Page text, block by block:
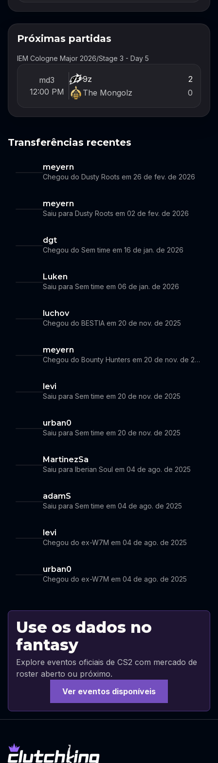
Próximas partidas
IEM Cologne Major 2026/Stage 3 - Day 5
md3
12:00 PM
9z
2
The Mongolz
0
Transferências recentes
meyern
Chegou do Dusty Roots em 26 de fev. de 2026
meyern
Saiu para Dusty Roots em 02 de fev. de 2026
dgt
Chegou do Sem time em 16 de jan. de 2026
Luken
Saiu para Sem time em 06 de jan. de 2026
luchov
Chegou do BESTIA em 20 de nov. de 2025
meyern
Chegou do Bounty Hunters em 20 de nov. de 2025
levi
Saiu para Sem time em 20 de nov. de 2025
urban0
Saiu para Sem time em 20 de nov. de 2025
MartinezSa
Saiu para Iberian Soul em 04 de ago. de 2025
adamS
Saiu para Sem time em 04 de ago. de 2025
levi
Chegou do ex-W7M em 04 de ago. de 2025
urban0
Chegou do ex-W7M em 04 de ago. de 2025
Use os dados no
fantasy
Explore eventos oficiais de CS2 com mercado de
roster aberto ou próximo.
Ver eventos disponíveis